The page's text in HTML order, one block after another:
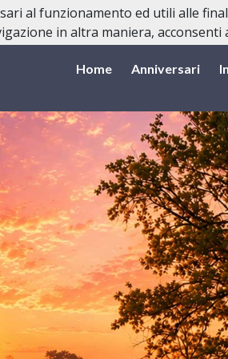
Home Anniversari
al funzionamento ed utili alle
in altra maniera, acconsenti